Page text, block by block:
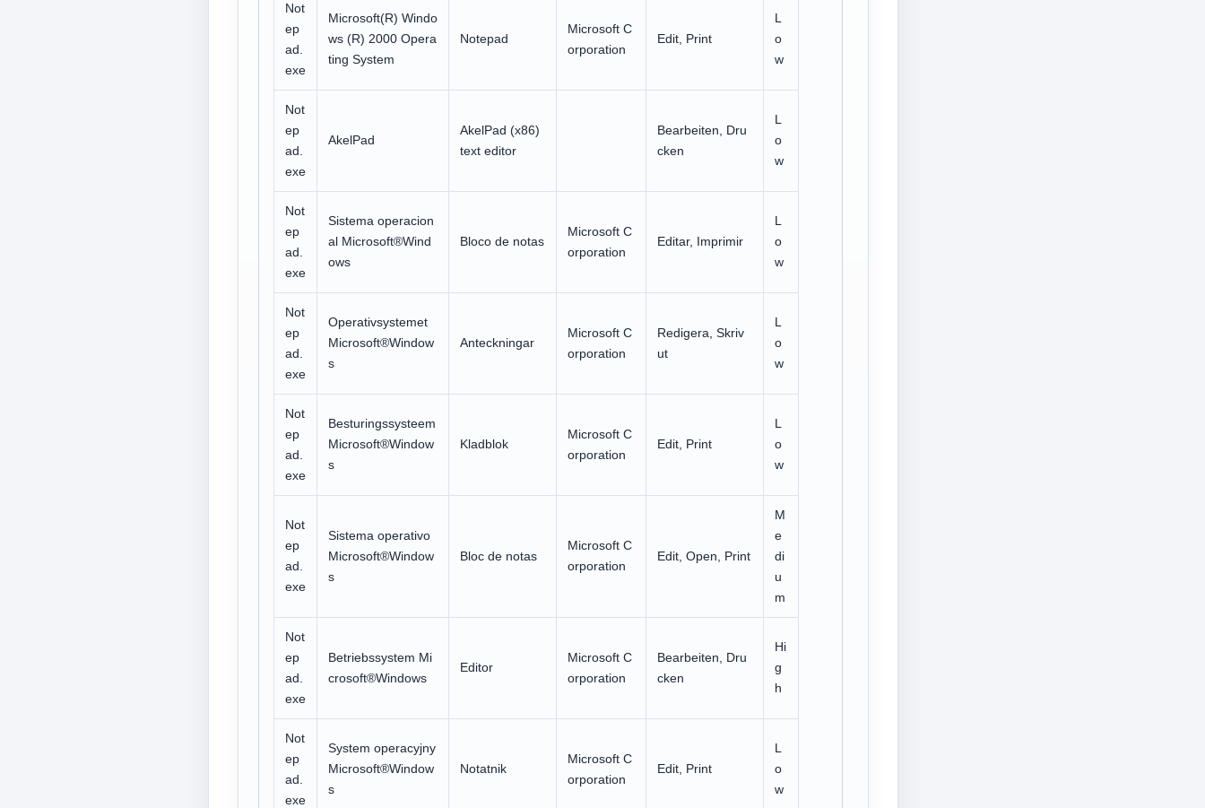
Not
ep
ad.
exe
Microsoft(R) Windo
ws (R) 2000 Opera
ting System
Notepad
Microsoft C
orporation
Edit, Print
L
o
w
Not
ep
ad.
exe
AkelPad
AkelPad (x86)
text editor
Bearbeiten, Dru
cken
L
o
w
Not
ep
ad.
exe
Sistema operacion
al Microsoft®Wind
ows
Bloco de notas
Microsoft C
orporation
Editar, Imprimir
L
o
w
Not
ep
ad.
exe
Operativsystemet
Microsoft®Window
s
Anteckningar
Microsoft C
orporation
Redigera, Skriv
ut
L
o
w
Not
ep
ad.
exe
Besturingssysteem
Microsoft®Window
s
Kladblok
Microsoft C
orporation
Edit, Print
L
o
w
Not
ep
ad.
exe
Sistema operativo
Microsoft®Window
s
Bloc de notas
Microsoft C
orporation
Edit, Open, Print
M
e
di
u
m
Not
ep
ad.
exe
Betriebssystem Mi
crosoft®Windows
Editor
Microsoft C
orporation
Bearbeiten, Dru
cken
Hi
g
h
Not
ep
ad.
exe
System operacyjny
Microsoft®Window
s
Notatnik
Microsoft C
orporation
Edit, Print
L
o
w